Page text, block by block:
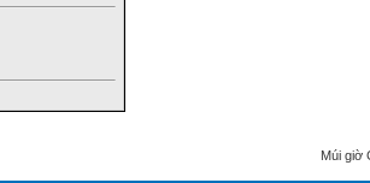
Múi giờ